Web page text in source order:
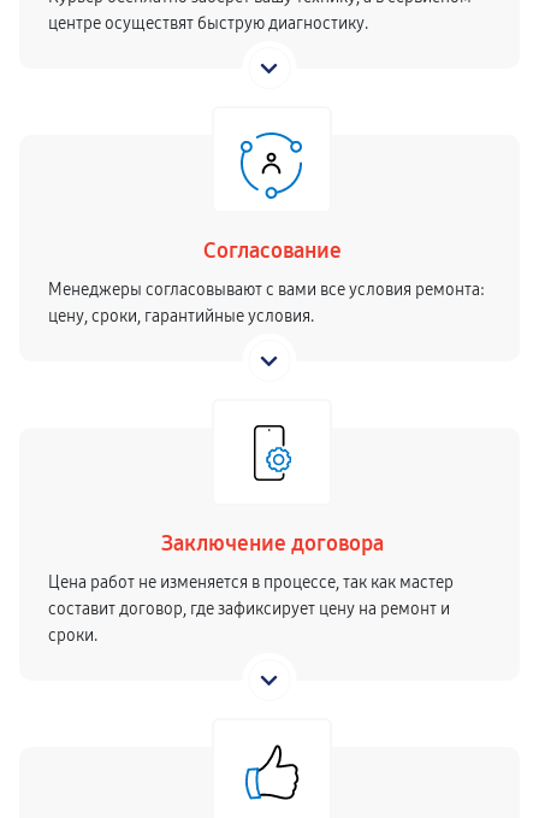
центре осуществят быструю диагностику.
Согласование
Менеджеры согласовывают с вами все условия ремонта:
цену, сроки, гарантийные условия.
Заключение договора
Цена работ не изменяется в процессе, так как мастер
составит договор, где зафиксирует цену на ремонт и
сроки.